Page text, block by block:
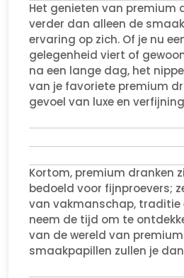
Het genieten van premium
verder dan alleen de
ervaring op zich. Of je nu
gelegenheid viert of
na een lange dag, het
van je favoriete premium
gevoel van luxe en
Kortom, premium dranken
bedoeld voor fijnproevers;
van vakmanschap, traditie
neem de tijd om te
van de wereld van
smaakpapillen zullen je